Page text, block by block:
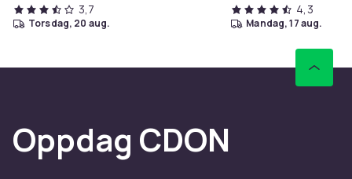
3,7
torsdag, 20 aug.
4,3
mandag, 17 aug.
Oppdag CDON